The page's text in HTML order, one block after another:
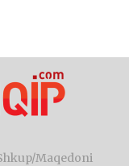
Maqedoni